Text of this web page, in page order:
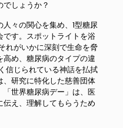
しょうか？
人々の関心を集め、1型糖尿
す。スポットライトを浴
れがいかに深刻で生命を脅
め、糖尿病のタイプの違
信じられている神話を払拭
研究に特化した慈善団体
「世界糖尿病デー」は、医
え、理解してもらうため